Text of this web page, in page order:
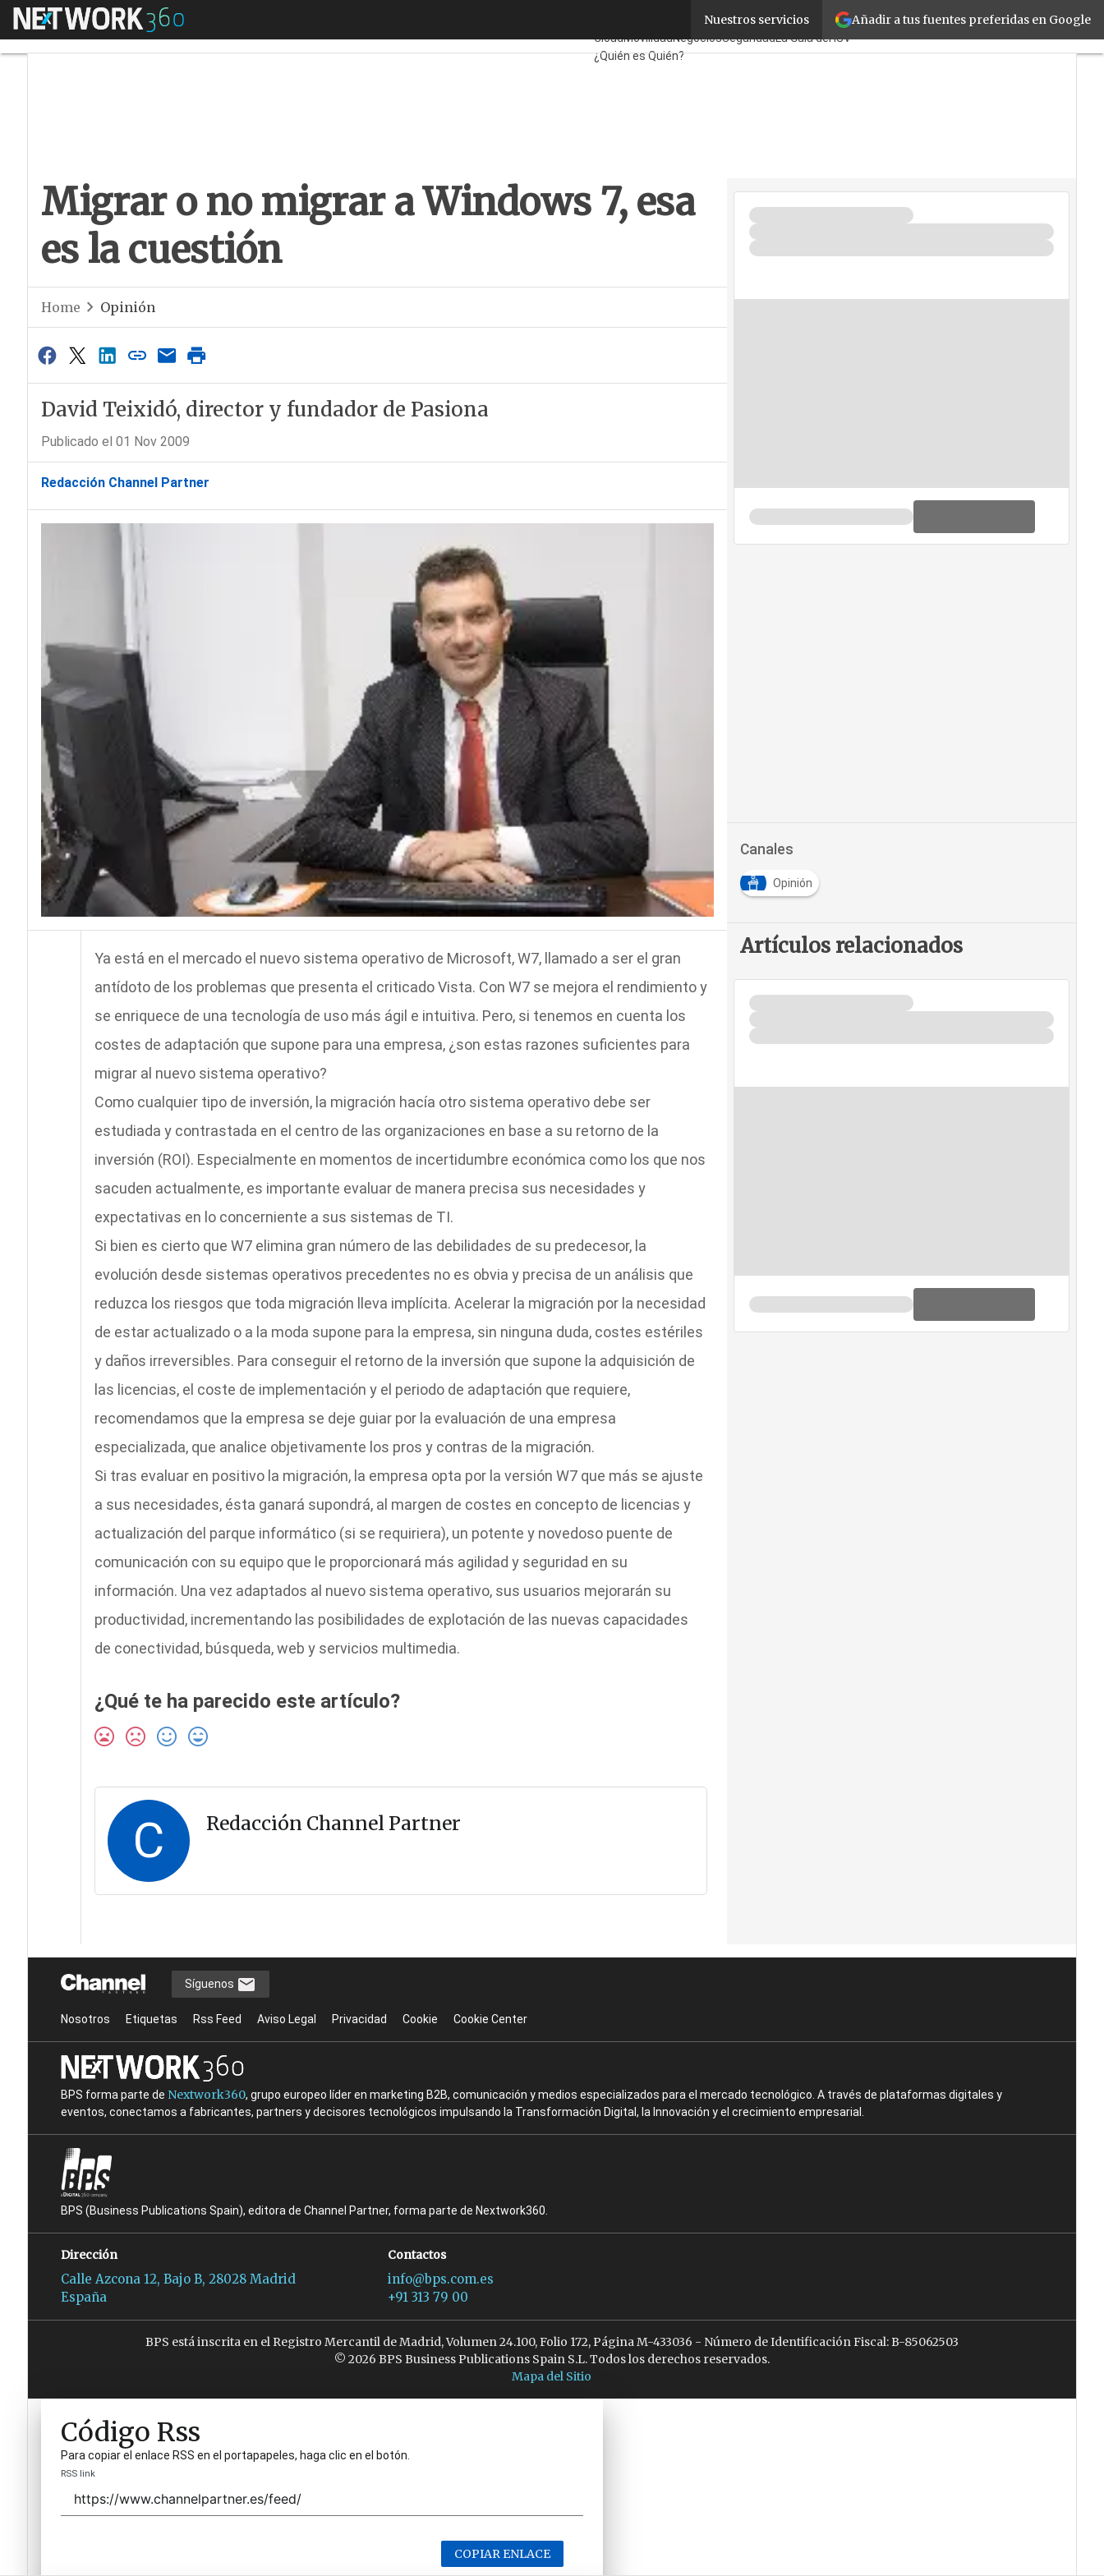
Añadir a tus fuentes preferidas en Google
Nuestros servicios
Menú MayoristasTicPymesCorporate
Retail
CloudMovilidadNegociosSeguridadLa Guía del ISV
¿Quién es Quién?
Migrar o no migrar a Windows 7, esa
es la cuestión
Home Opinión
David Teixidó, director y fundador de Pasiona
Publicado el 01 Nov 2009
Redacción Channel Partner
Ya está en el mercado el nuevo sistema operativo de Microsoft, W7, llamado a ser el gran
antídoto de los problemas que presenta el criticado Vista. Con W7 se mejora el rendimiento y
se enriquece de una tecnología de uso más ágil e intuitiva. Pero, si tenemos en cuenta los
costes de adaptación que supone para una empresa, ¿son estas razones suficientes para
migrar al nuevo sistema operativo?
Como cualquier tipo de inversión, la migración hacía otro sistema operativo debe ser
estudiada y contrastada en el centro de las organizaciones en base a su retorno de la
inversión (ROI). Especialmente en momentos de incertidumbre económica como los que nos
sacuden actualmente, es importante evaluar de manera precisa sus necesidades y
expectativas en lo concerniente a sus sistemas de TI.
Si bien es cierto que W7 elimina gran número de las debilidades de su predecesor, la
evolución desde sistemas operativos precedentes no es obvia y precisa de un análisis que
reduzca los riesgos que toda migración lleva implícita. Acelerar la migración por la necesidad
de estar actualizado o a la moda supone para la empresa, sin ninguna duda, costes estériles
y daños irreversibles. Para conseguir el retorno de la inversión que supone la adquisición de
las licencias, el coste de implementación y el periodo de adaptación que requiere,
recomendamos que la empresa se deje guiar por la evaluación de una empresa
especializada, que analice objetivamente los pros y contras de la migración.
Si tras evaluar en positivo la migración, la empresa opta por la versión W7 que más se ajuste
a sus necesidades, ésta ganará supondrá, al margen de costes en concepto de licencias y
actualización del parque informático (si se requiriera), un potente y novedoso puente de
comunicación con su equipo que le proporcionará más agilidad y seguridad en su
información. Una vez adaptados al nuevo sistema operativo, sus usuarios mejorarán su
productividad, incrementando las posibilidades de explotación de las nuevas capacidades
de conectividad, búsqueda, web y servicios multimedia.
¿Qué te ha parecido este artículo?
C Redacción Channel Partner
Canales
Opinión
Artículos relacionados
Síguenos
Nosotros Etiquetas Rss Feed Aviso Legal Privacidad Cookie Cookie Center
BPS forma parte de Nextwork360, grupo europeo líder en marketing B2B, comunicación y medios especializados para el mercado tecnológico. A través de plataformas digitales y
eventos, conectamos a fabricantes, partners y decisores tecnológicos impulsando la Transformación Digital, la Innovación y el crecimiento empresarial.
BPS (Business Publications Spain), editora de Channel Partner, forma parte de Nextwork360.
Dirección
Calle Azcona 12, Bajo B, 28028 Madrid
España
Contactos
info@bps.com.es
+91 313 79 00
BPS está inscrita en el Registro Mercantil de Madrid, Volumen 24.100, Folio 172, Página M-433036 - Número de Identificación Fiscal: B-85062503
© 2026 BPS Business Publications Spain S.L. Todos los derechos reservados.
Mapa del Sitio
Código Rss
Para copiar el enlace RSS en el portapapeles, haga clic en el botón.
RSS link
COPIAR ENLACE